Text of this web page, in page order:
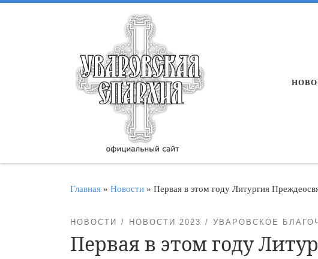
Главная » Новости » Первая в этом году Литургия
НОВОСТИ НОВОСТИ 2023 УВАРОВСКОЕ
Первая в этом году